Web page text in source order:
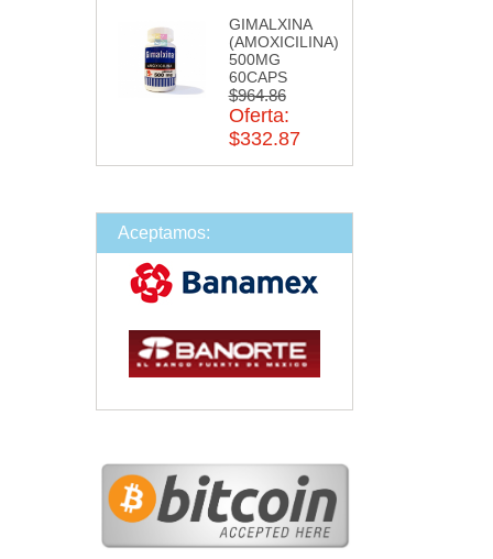
GIMALXINA
(AMOXICILINA)
500MG
60CAPS
$964.86
Oferta:
$332.87
Aceptamos: